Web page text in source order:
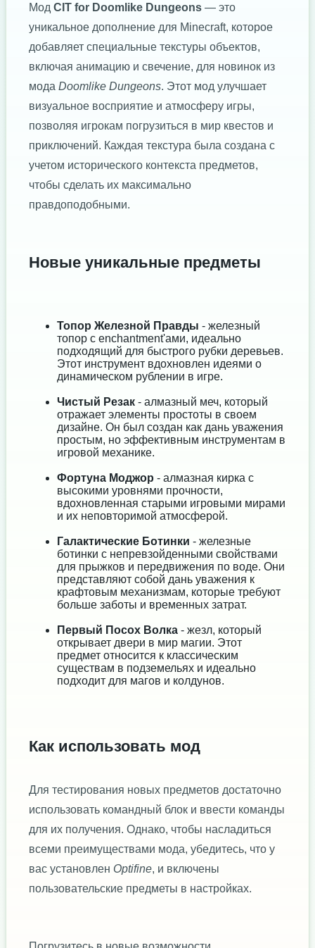
Мод CIT for Doomlike Dungeons — это
уникальное дополнение для Minecraft, которое
добавляет специальные текстуры объектов,
включая анимацию и свечение, для новинок из
мода Doomlike Dungeons. Этот мод улучшает
визуальное восприятие и атмосферу игры,
позволяя игрокам погрузиться в мир квестов и
приключений. Каждая текстура была создана с
учетом исторического контекста предметов,
чтобы сделать их максимально
правдоподобными.
Новые уникальные предметы
Топор Железной Правды - железный
топор с enchantment'ами, идеально
подходящий для быстрого рубки деревьев.
Этот инструмент вдохновлен идеями о
динамическом рублении в игре.
Чистый Резак - алмазный меч, который
отражает элементы простоты в своем
дизайне. Он был создан как дань уважения
простым, но эффективным инструментам в
игровой механике.
Фортуна Моджор - алмазная кирка с
высокими уровнями прочности,
вдохновленная старыми игровыми мирами
и их неповторимой атмосферой.
Галактические Ботинки - железные
ботинки с непревзойденными свойствами
для прыжков и передвижения по воде. Они
представляют собой дань уважения к
крафтовым механизмам, которые требуют
больше заботы и временных затрат.
Первый Посох Волка - жезл, который
открывает двери в мир магии. Этот
предмет относится к классическим
существам в подземельях и идеально
подходит для магов и колдунов.
Как использовать мод
Для тестирования новых предметов достаточно
использовать командный блок и ввести команды
для их получения. Однако, чтобы насладиться
всеми преимуществами мода, убедитесь, что у
вас установлен Optifine, и включены
пользовательские предметы в настройках.